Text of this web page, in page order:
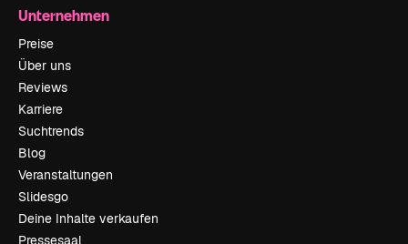
Unternehmen
Preise
Über uns
Reviews
Karriere
Suchtrends
Blog
Veranstaltungen
Slidesgo
Deine Inhalte verkaufen
Pressesaal